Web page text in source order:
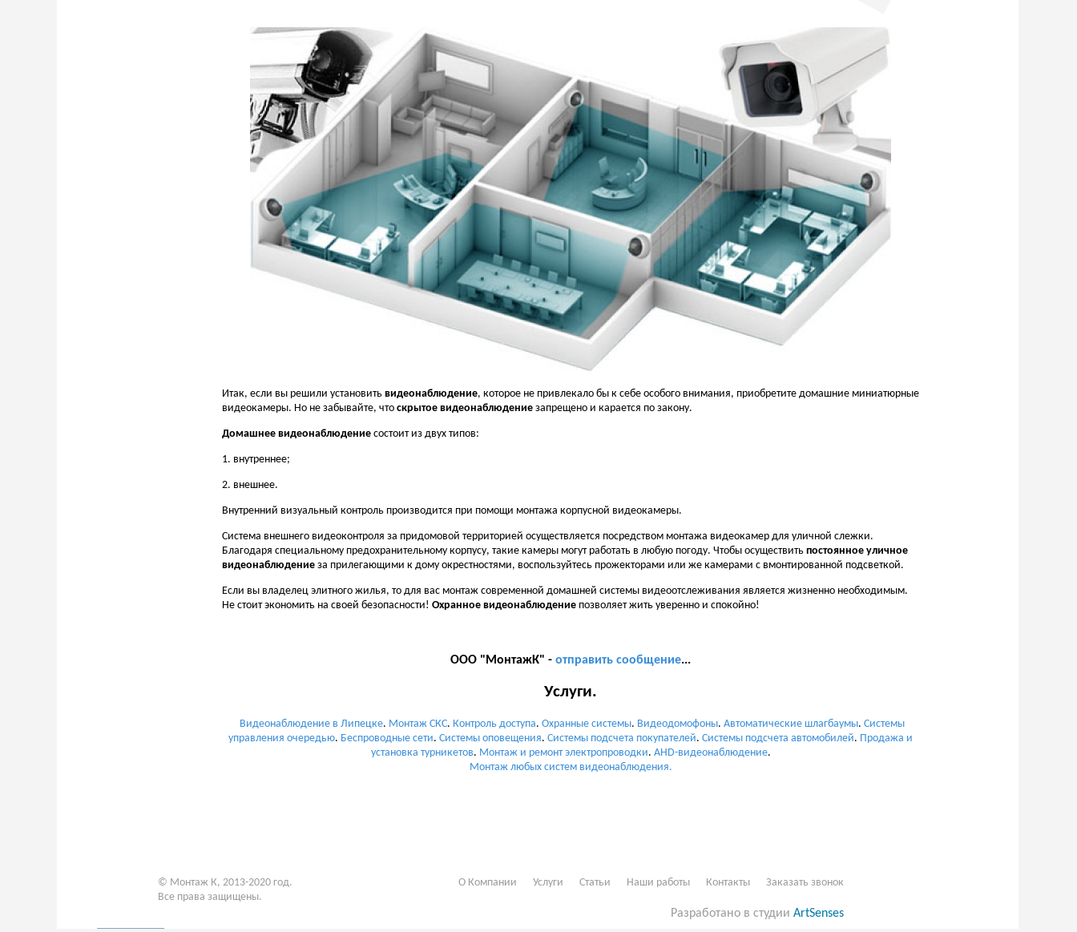
Итак, если вы решили установить видеонаблюдение, которое не привлекало бы к себе особого внимания, приобретите домашние миниатюрные
видеокамеры. Но не забывайте, что скрытое видеонаблюдение запрещено и карается по закону.
Домашнее видеонаблюдение состоит из двух типов:
1. внутреннее;
2. внешнее.
Внутренний визуальный контроль производится при помощи монтажа корпусной видеокамеры.
Система внешнего видеоконтроля за придомовой территорией осуществляется посредством монтажа видеокамер для уличной слежки.
Благодаря специальному предохранительному корпусу, такие камеры могут работать в любую погоду. Чтобы осуществить постоянное уличное
видеонаблюдение за прилегающими к дому окрестностями, воспользуйтесь прожекторами или же камерами с вмонтированной подсветкой.
Если вы владелец элитного жилья, то для вас монтаж современной домашней системы видеоотслеживания является жизненно необходимым.
Не стоит экономить на своей безопасности! Охранное видеонаблюдение позволяет жить уверенно и спокойно!
ООО "МонтажК" - отправить сообщение...
Услуги.
Видеонаблюдение в Липецке. Монтаж СКС. Контроль доступа. Охранные системы. Видеодомофоны. Автоматические шлагбаумы. Системы
управления очередью. Беспроводные сети. Системы оповещения. Системы подсчета покупателей. Системы подсчета автомобилей. Продажа и
установка турникетов. Монтаж и ремонт электропроводки. AHD-видеонаблюдение.
Монтаж любых систем видеонаблюдения.
© Монтаж К, 2013-2020 год.
Все права защищены.
О Компании Услуги Статьи Наши работы Контакты Заказать звонок
Разработано в студии ArtSenses